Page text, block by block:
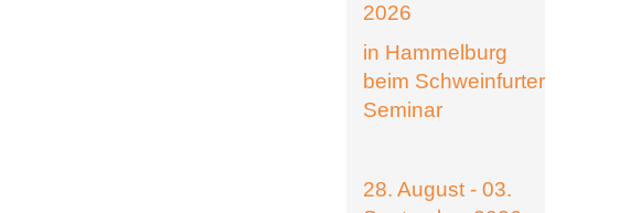
2026
in Hammelburg
beim Schweinfurter
Seminar
28. August - 03.